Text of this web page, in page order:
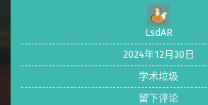
LsdAR
2024年12月30日
学术垃圾
留下评论